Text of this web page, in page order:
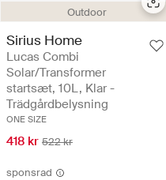
Outdoor
Sirius Home
Lucas Combi
Solar/Transformer
startsæt, 10L, Klar -
Trädgårdbelysning
ONE SIZE
418 kr 522 kr
sponsrad